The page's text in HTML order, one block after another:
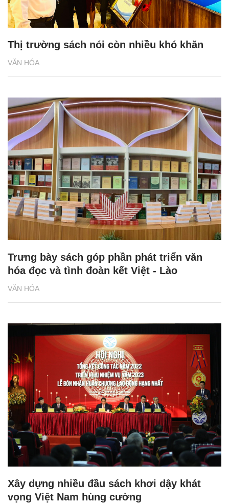
VĂN HÓA
Thị trường sách nói còn nhiều khó khăn
VĂN HÓA
Trưng bày sách góp phần phát triển văn
hóa đọc và tình đoàn kết Việt - Lào
Xây dựng nhiều đầu sách khơi dậy khát
vọng Việt Nam hùng cường